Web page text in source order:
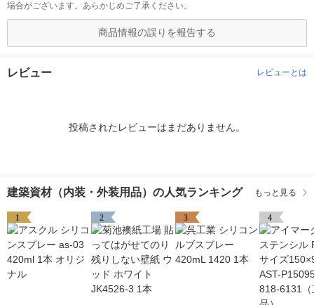
場合がございます。あらかじめご了承ください。
商品情報の誤りを報告する
レビュー レビューとは
投稿されたレビューはまだありません。
建築資材（内装・外装用品）の人気ランキング もっと見る
1 2 3 4